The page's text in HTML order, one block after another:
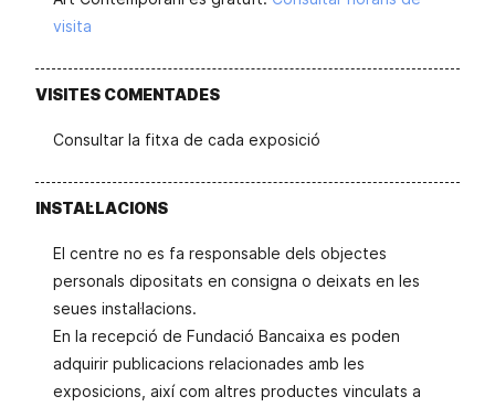
visita
VISITES COMENTADES
Consultar la fitxa de cada exposició
INSTAL·LACIONS
El centre no es fa responsable dels objectes
personals dipositats en consigna o deixats en les
seues instal·lacions.
En la recepció de Fundació Bancaixa es poden
adquirir publicacions relacionades amb les
exposicions, així com altres productes vinculats a